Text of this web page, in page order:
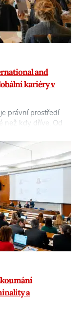
and
kariéry v
právní prostředí
než kdy dříve. Od
v čele utváření
Absolventi
právních studií
mohli věnovat
a